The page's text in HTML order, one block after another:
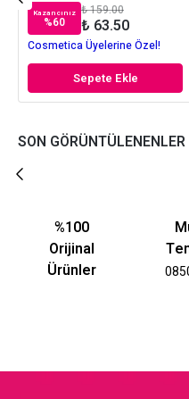
Kazancınız
%60
₺ 159.00
₺ 63.50
Cosmetica Üyelerine Özel!
Sepete Ekle
SON GÖRÜNTÜLENENLER
%100
Orijinal
Ürünler